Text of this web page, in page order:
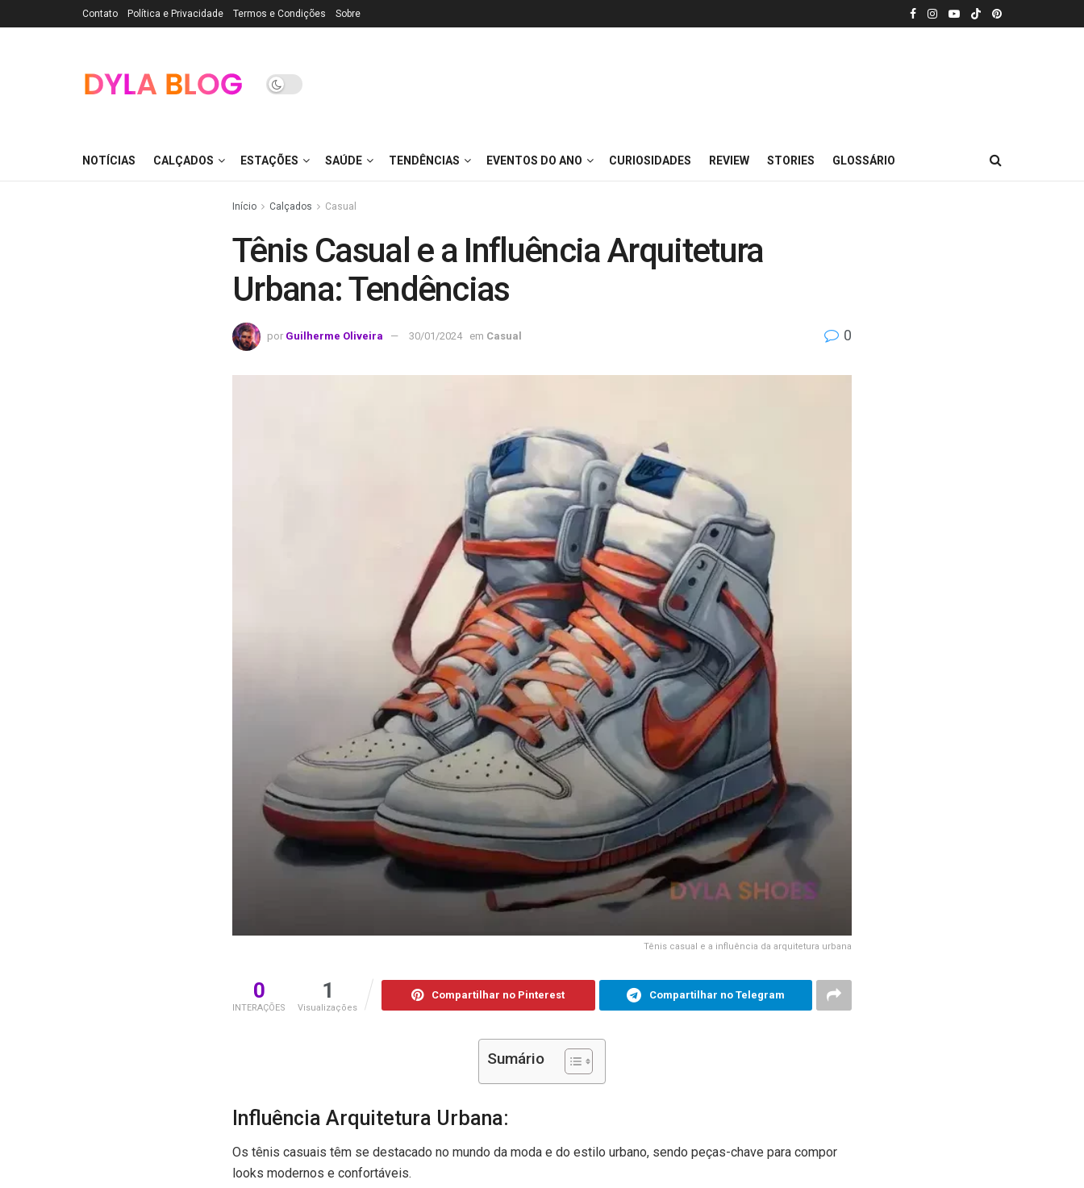
Contato Política e Privacidade Termos e Condições Sobre
NOTÍCIAS CALÇADOS ESTAÇÕES SAÚDE TENDÊNCIAS EVENTOS DO ANO CURIOSIDADES REVIEW STORIES GLOSSÁRIO
Início Calçados Casual
Tênis Casual e a Influência Arquitetura
Urbana: Tendências
por Guilherme Oliveira 30/01/2024 em Casual 0
Tênis casual e a influência da arquitetura urbana
0
INTERAÇÕES
1
Visualizações
Compartilhar no Pinterest Compartilhar no Telegram
Sumário
Influência Arquitetura Urbana:
Os tênis casuais têm se destacado no mundo da moda e do estilo urbano, sendo peças-chave para compor
looks modernos e confortáveis.